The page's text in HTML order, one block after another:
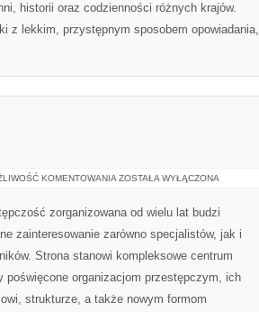
historii oraz codzienności różnych krajów.
z lekkim, przystępnym sposobem opowiadania,
KOMENTOWANIA BROŃ
ZOSTAŁA WYŁĄCZONA
zorganizowana od wielu lat budzi
zainteresowanie zarówno specjalistów, jak i
Strona stanowi kompleksowe centrum
poświęcone organizacjom przestępczym, ich
strukturze, a także nowym formom